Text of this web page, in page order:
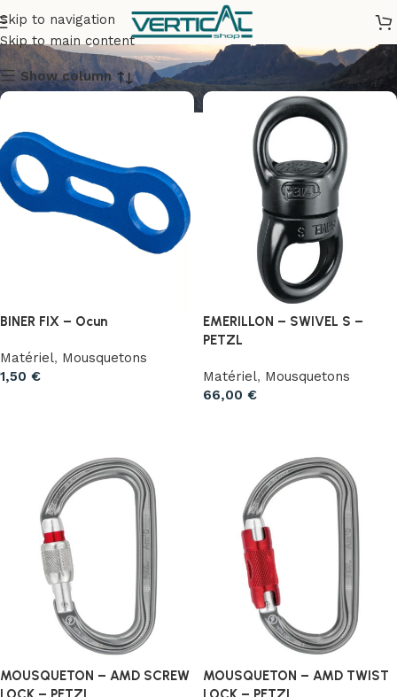
Skip to navigation
Skip to main content
Mousquetons
Show column
BINER FIX – Ocun
Matériel, Mousquetons
1,50 €
EMERILLON – SWIVEL S –
PETZL
Matériel, Mousquetons
66,00 €
MOUSQUETON – AMD SCREW
MOUSQUETON – AMD TWIST